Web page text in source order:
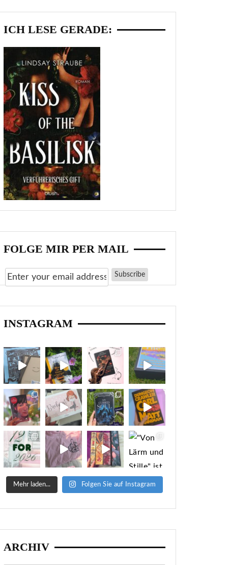
ICH LESE GERADE:
FOLGE MIR PER MAIL
INSTAGRAM
Mehr laden... Folgen Sie auf Instagram
ARCHIV